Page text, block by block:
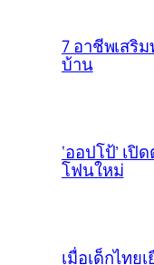
7 อาชีพเสริ
บ้าน
‘ออปโป้’ เปิ
โฟนใหม่
เมื่อเด็กไทย